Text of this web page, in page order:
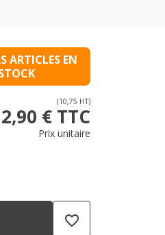
ARTICLES EN
(10,75 HT)
€ TTC
Prix unitaire
favorite_border